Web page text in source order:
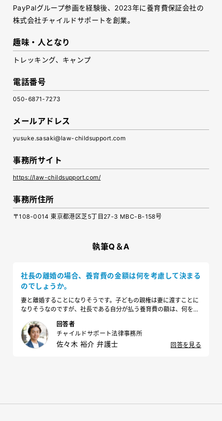
PayPalグループ参画を経験後、2023年に養育費保証会社の
株式会社チャイルドサポートを創業。
趣味・人となり
トレッキング、キャンプ
電話番号
050-6871-7273
メールアドレス
yusuke.sasaki@law-childsupport.com
事務所サイト
https://law-childsupport.com/
事務所住所
〒108-0014 東京都港区芝5丁目27-3 MBC-B-158号
執筆Q＆A
社長の離婚の場合、養育費の金額は何を考慮して決まる
のでしょうか。
妻と離婚することになりそうです。子どもの親権は妻に渡すことに
なりそうなのですが、社長である自分が払う養育費の額は、何を考
回答者
チャイルドサポート法律事務所
佐々木 裕介 弁護士 回答を見る